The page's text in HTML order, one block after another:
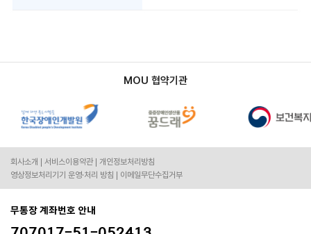
MOU 협약기관
회사소개 서비스이용약관
개인정보처리방침
영상정보처리기기 운영·처리 방침
이메일무단수집거부
무통장 계좌번호 안내